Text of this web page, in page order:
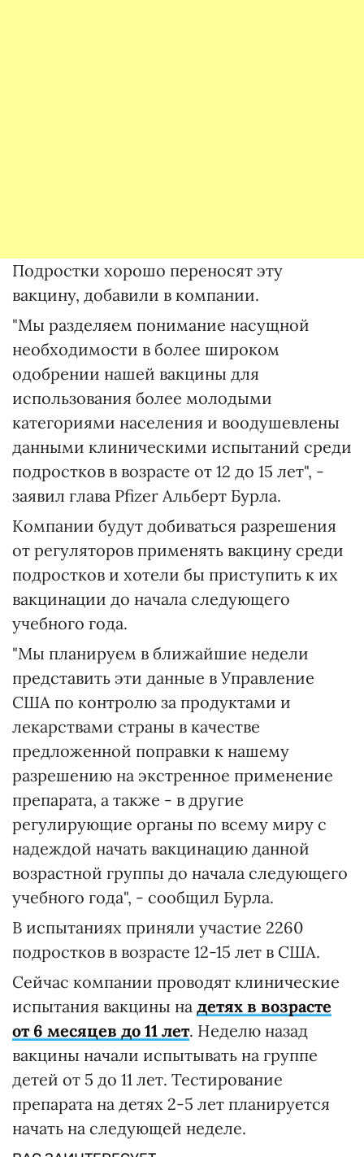
Подростки хорошо переносят эту
вакцину, добавили в компании.
"Мы разделяем понимание насущной
необходимости в более широком
одобрении нашей вакцины для
использования более молодыми
категориями населения и воодушевлены
данными клиническими испытаний среди
подростков в возрасте от 12 до 15 лет", -
заявил глава Pfizer Альберт Бурла.
Компании будут добиваться разрешения
от регуляторов применять вакцину среди
подростков и хотели бы приступить к их
вакцинации до начала следующего
учебного года.
"Мы планируем в ближайшие недели
представить эти данные в Управление
США по контролю за продуктами и
лекарствами страны в качестве
предложенной поправки к нашему
разрешению на экстренное применение
препарата, а также - в другие
регулирующие органы по всему миру с
надеждой начать вакцинацию данной
возрастной группы до начала следующего
учебного года", - сообщил Бурла.
В испытаниях приняли участие 2260
подростков в возрасте 12-15 лет в США.
Сейчас компании проводят клинические
испытания вакцины на детях в возрасте
от 6 месяцев до 11 лет. Неделю назад
вакцины начали испытывать на группе
детей от 5 до 11 лет. Тестирование
препарата на детях 2-5 лет планируется
начать на следующей неделе.